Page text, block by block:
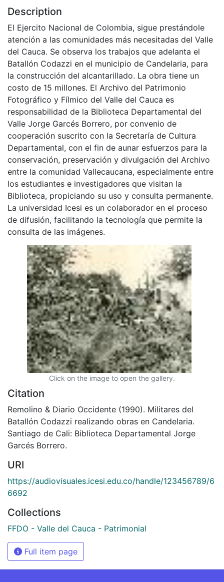
Description
El Ejercito Nacional de Colombia, sigue prestándole
atención a las comunidades más necesitadas del Valle
del Cauca. Se observa los trabajos que adelanta el
Batallón Codazzi en el municipio de Candelaria, para
la construcción del alcantarillado. La obra tiene un
costo de 15 millones. El Archivo del Patrimonio
Fotográfico y Fílmico del Valle del Cauca es
responsabilidad de la Biblioteca Departamental del
Valle Jorge Garcés Borrero, por convenio de
cooperación suscrito con la Secretaría de Cultura
Departamental, con el fin de aunar esfuerzos para la
conservación, preservación y divulgación del Archivo
entre la comunidad Vallecaucana, especialmente entre
los estudiantes e investigadores que visitan la
Biblioteca, propiciando su uso y consulta permanente.
La universidad Icesi es un colaborador en el proceso
de difusión, facilitando la tecnología que permite la
consulta de las imágenes.
Click on the image to open the gallery.
Citation
Remolino & Diario Occidente (1990). Militares del
Batallón Codazzi realizando obras en Candelaria.
Santiago de Cali: Biblioteca Departamental Jorge
Garcés Borrero.
URI
https://audiovisuales.icesi.edu.co/handle/123456789/6
6692
Collections
FFDO - Valle del Cauca - Patrimonial
Full item page